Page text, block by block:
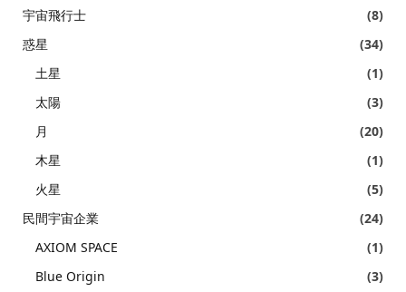
宇宙飛行士
(8)
惑星
(34)
土星
(1)
太陽
(3)
月
(20)
木星
(1)
火星
(5)
民間宇宙企業
(24)
AXIOM SPACE
(1)
Blue Origin
(3)